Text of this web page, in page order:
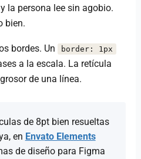
la persona lee sin agobio.
bien.
bordes. Un border: 1px
a la escala. La retícula
de una línea.
de 8pt bien resueltas
en Envato Elements
de diseño para Figma